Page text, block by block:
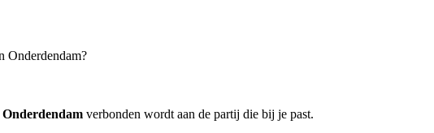
Onderdendam?
verbonden wordt aan de partij die bij je past.